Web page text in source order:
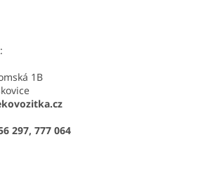
1B
297, 777 064